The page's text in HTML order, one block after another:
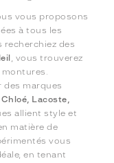
vous proposons
à tous les
recherchiez des
, vous trouverez
des marques
Lacoste,
allient style et
matière de
vous
en tenant